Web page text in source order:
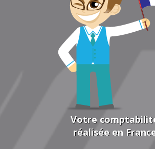
Votre
réalisée en